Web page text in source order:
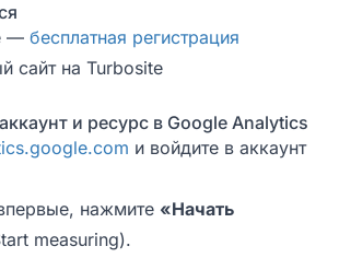
— бесплатная регистрация
сайт на Turbosite
и ресурс в Google Analytics
и войдите в аккаунт
нажмите «Начать
measuring).